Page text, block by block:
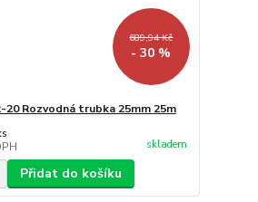
689,94 Kč
- 30 %
20 Rozvodná trubka 25mm 25m
skladem
Přidat do košíku